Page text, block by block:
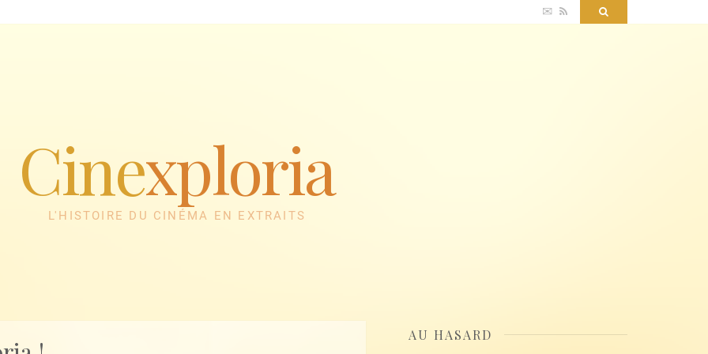
✉ RSS
Cinexploria
L'HISTOIRE DU CINÉMA EN EXTRAITS
AU HASARD